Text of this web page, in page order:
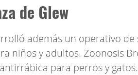
de Glew
además un operativo
niños y adultos. Zoonosis
para perros y